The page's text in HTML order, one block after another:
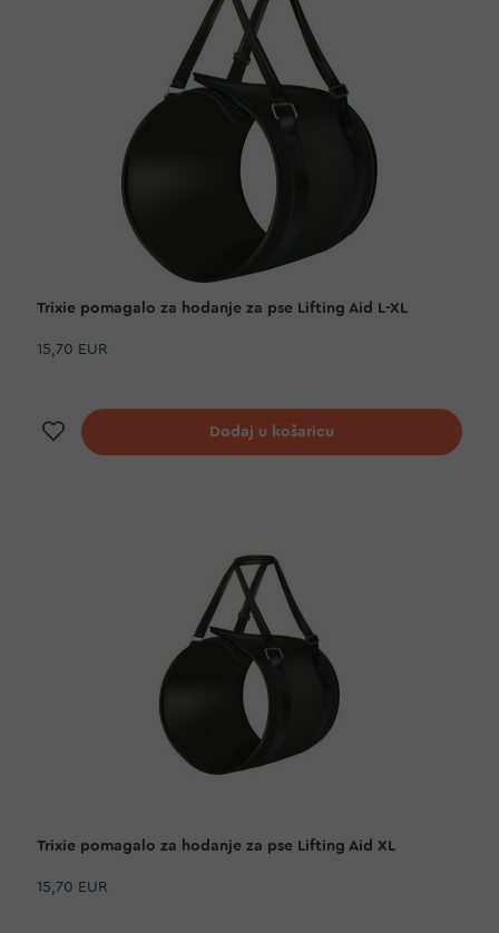
Trixie pomagalo za hodanje za pse Lifting Aid L-XL
15,70 EUR
Dodaj na listu želja
Dodaj u košaricu
Trixie pomagalo za hodanje za pse Lifting Aid XL
15,70 EUR